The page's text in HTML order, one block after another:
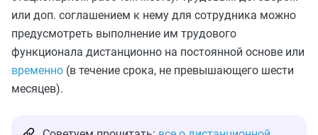
или доп. соглашением к нему для сотрудника можно
предусмотреть выполнение им трудового
функционала дистанционно на постоянной основе или
временно (в течение срока, не превышающего шести
месяцев).